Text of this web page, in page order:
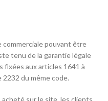
pouvant être
tenu de la garantie légale
fixées aux articles 1641 à
2232 du même code.
sur le site, les clients